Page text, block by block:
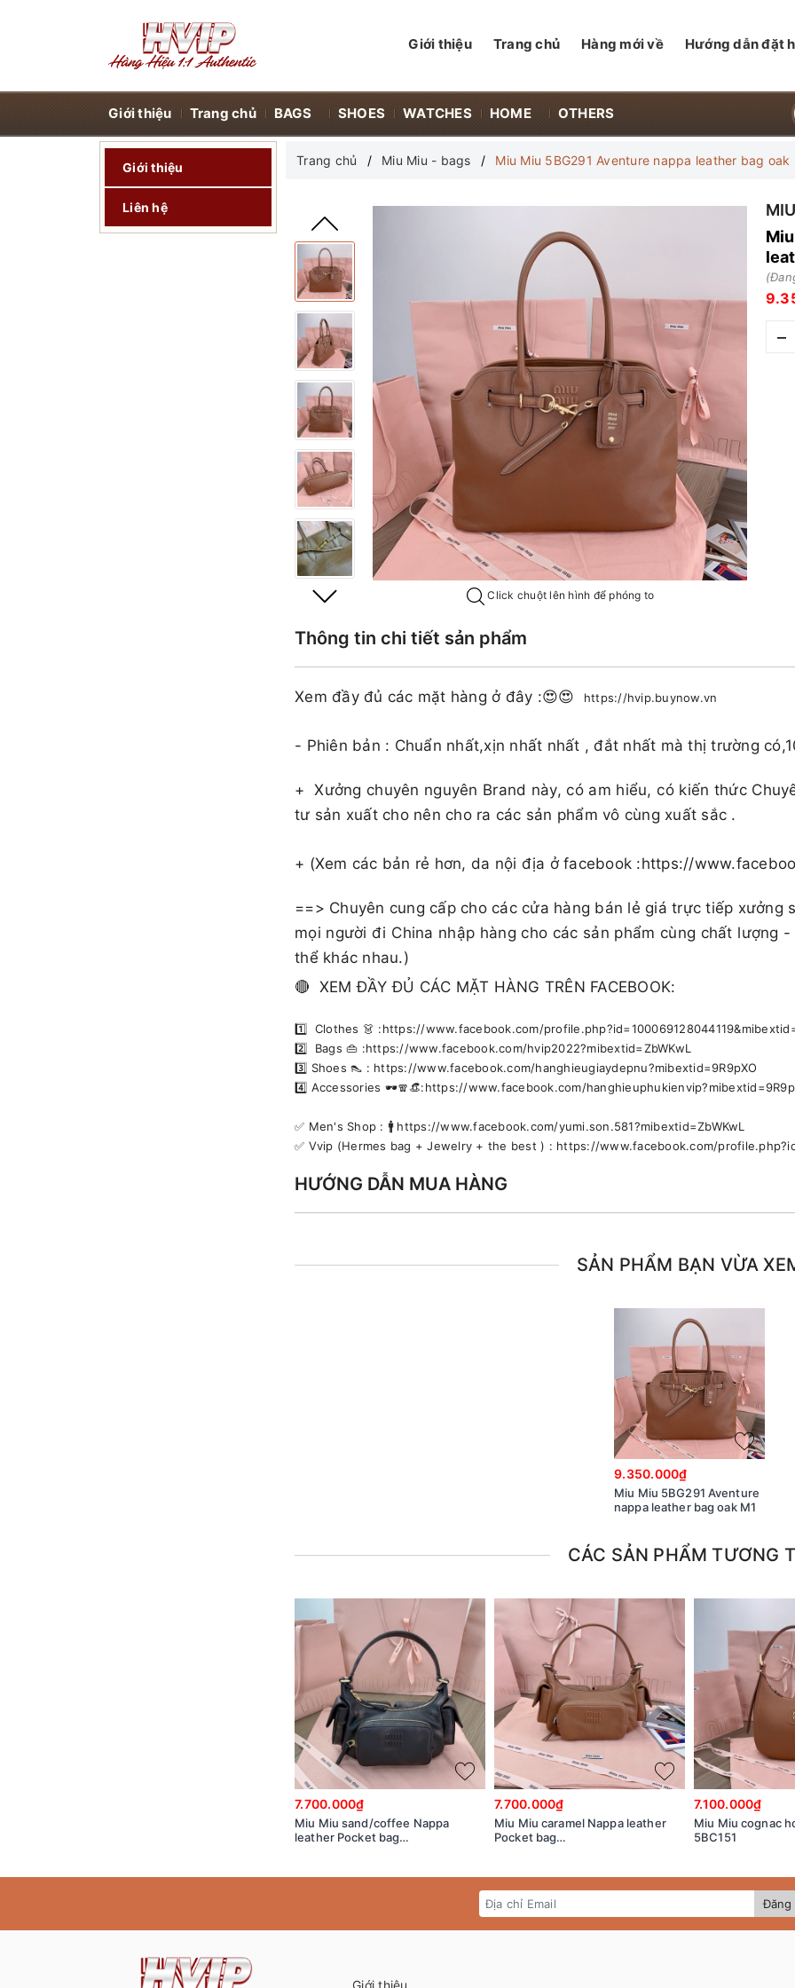
Giới thiệu Trang chủ Hàng mới về Hướng dẫn đặt
Giới thiệu Trang chủ BAGS SHOES WATCHES HOME OTHERS
Giới thiệu
Liên hệ
Trang chủ Miu Miu - bags Miu Miu 5BG291 Aventure nappa leather bag oak
Click chuột lên hình để phóng to
–
Thông tin chi tiết sản phẩm
Xem đầy đủ các mặt hàng ở đây :😍😍 https://hvip.buynow.vn
- Phiên bản : Chuẩn nhất,xịn nhất nhất , đắt nhất mà thị trường
+Xưởng chuyên nguyên Brand này, có am hiểu, có kiến thức
tư sản xuất cho nên cho ra các sản phẩm vô cùng xuất sắc .
+ (Xem các bản rẻ hơn, da nội địa ở facebook :https://
==> Chuyên cung cấp cho các cửa hàng bán lẻ giá trực tiếp xưởng
mọi người đi China nhập hàng cho các sản phẩm cùng chất lượng
thể khác nhau.)
🔴 XEM ĐẦY ĐỦ CÁC MẶT HÀNG TRÊN FACEBOOK:
1️⃣ Clothes 👗 :https://www.facebook.com/
2️⃣ Bags 👜 :https://www.facebook.com/hvip2022?mibextid=ZbWKwL
3️⃣ Shoes 👠 : https://www.facebook.com/hanghieugiaydepnu?mibextid=9R9pXO
4️⃣ Accessories 🕶🧣👒:https://www.facebook.com/
✅️ Men's Shop : 🚹 https://www.facebook.com/yumi.son.581?mibextid=ZbWKwL
✅️ Vvip (Hermes bag + Jewelry + the best ) : https://www.facebook.com/
HƯỚNG DẪN MUA HÀNG
SẢN PHẨM BẠN VỪA
9.350.000₫
Miu Miu 5BG291 Aventure
nappa leather bag oak M1
CÁC SẢN PHẨM TƯƠNG
7.700.000₫
Miu Miu sand/coffee Nappa
leather Pocket bag
7.700.000₫
Miu Miu caramel Nappa leather
Pocket bag
7.100.000₫
Miu Miu cognac
5BC151
Đăng
Giới thiệu